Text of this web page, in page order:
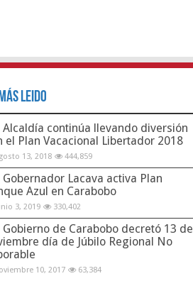
Leido
Alcaldía continúa llevando diversión
el Plan Vacacional Libertador 2018
13, 2018 444,859
Gobernador Lacava activa Plan
Azul en Carabobo
3, 2019 330,402
Gobierno de Carabobo decretó 13 de
día de Júbilo Regional No
10, 2017 63,384